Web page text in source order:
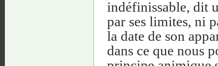
indéfinissable, dit
par ses limites, ni
la date de son
dans ce que nous